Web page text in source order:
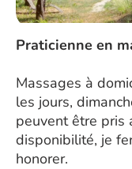
Praticienne en
Massages à
les jours,
peuvent être pris
disponibilité, je
honorer.